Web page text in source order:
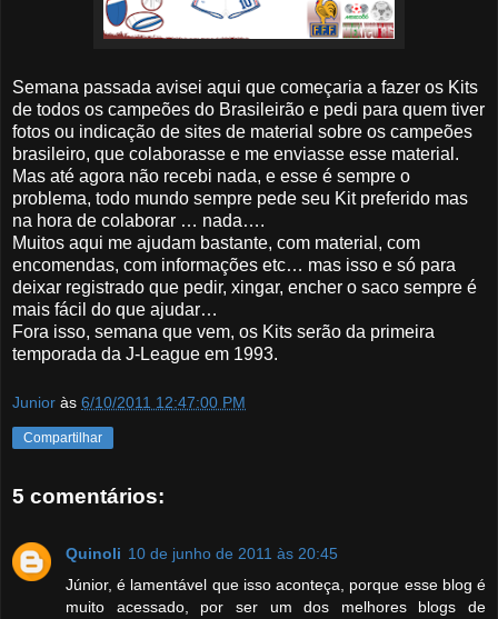
Semana passada avisei aqui que começaria a fazer os Kits
de todos os campeões do Brasileirão e pedi para quem tiver
fotos ou indicação de sites de material sobre os campeões
brasileiro, que colaborasse e me enviasse esse material.
Mas até agora não recebi nada, e esse é sempre o
problema, todo mundo sempre pede seu Kit preferido mas
na hora de colaborar … nada….
Muitos aqui me ajudam bastante, com material, com
encomendas, com informações etc… mas isso e só para
deixar registrado que pedir, xingar, encher o saco sempre é
mais fácil do que ajudar…
Fora isso, semana que vem, os Kits serão da primeira
temporada da J-League em 1993.
Junior às 6/10/2011 12:47:00 PM
Compartilhar
5 comentários:
Quinoli 10 de junho de 2011 às 20:45
Júnior, é lamentável que isso aconteça, porque esse blog é
muito acessado, por ser um dos melhores blogs de